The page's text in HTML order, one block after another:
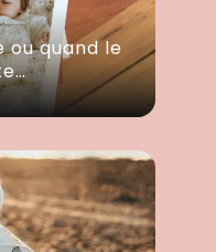
ou quand le